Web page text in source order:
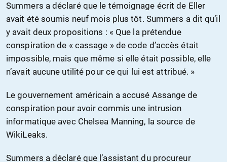
Summers a déclaré que le témoignage écrit de Eller
avait été soumis neuf mois plus tôt. Summers a dit qu’il
y avait deux propositions : « Que la prétendue
conspiration de « cassage » de code d’accès était
impossible, mais que même si elle était possible, elle
n’avait aucune utilité pour ce qui lui est attribué. »
Le gouvernement américain a accusé Assange de
conspiration pour avoir commis une intrusion
informatique avec Chelsea Manning, la source de
WikiLeaks.
Summers a déclaré que l’assistant du procureur